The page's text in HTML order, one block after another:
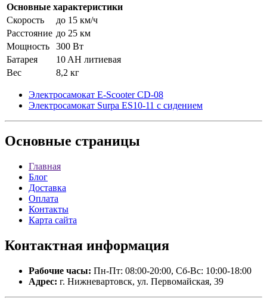
Основные характеристики
Скорость
до 15 км/ч
Расстояние до 25 км
Мощность
300 Вт
Батарея
10 AH литиевая
Вес
8,2 кг
Электросамокат E-Scooter CD-08
Электросамокат Surpa ES10-11 с сидением
Основные страницы
Главная
Блог
Доставка
Оплата
Контакты
Карта сайта
Контактная информация
Рабочие часы: Пн-Пт: 08:00-20:00, Сб-Вс: 10:00-18:00
Адрес: г. Нижневартовск, ул. Первомайская, 39